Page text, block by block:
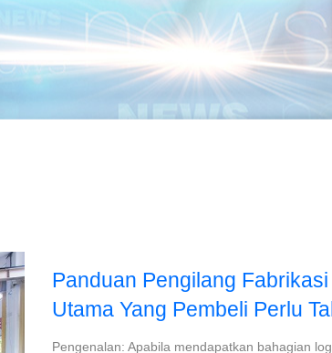
Panduan Pengilang
Utama Yang Pembeli Perlu
Pengenalan: Apabila mendapatkan bahagian